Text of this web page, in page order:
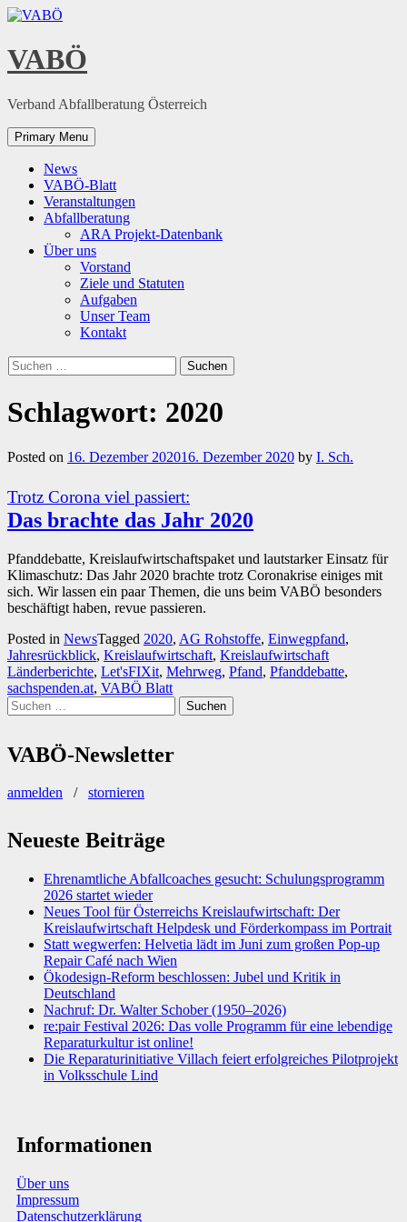
Skip
content
VABÖ
Verband Abfallberatung Österreich
Primary Menu
News
VABÖ-Blatt
Veranstaltungen
Abfallberatung
ARA Projekt-Datenbank
Über uns
Vorstand
Ziele und Statuten
Aufgaben
Unser Team
Kontakt
Suchen
nach:
Schlagwort: 2020
Posted on 16. Dezember 202016. Dezember 2020 by I. Sch.
Trotz Corona viel passiert:
Das brachte das Jahr 2020
Pfanddebatte, Kreislaufwirtschaftspaket und lautstarker Einsatz für
Klimaschutz: Das Jahr 2020 brachte trotz Coronakrise einiges mit
sich. Wir lassen ein paar Themen, die uns beim VABÖ besonders
beschäftigt haben, revue passieren.
Posted in NewsTagged 2020, AG Rohstoffe, Einwegpfand,
Jahresrückblick, Kreislaufwirtschaft, Kreislaufwirtschaft
Länderberichte, Let'sFIXit, Mehrweg, Pfand, Pfanddebatte,
sachspenden.at, VABÖ Blatt
Suchen
nach:
VABÖ-Newsletter
anmelden / stornieren
Neueste Beiträge
Ehrenamtliche Abfallcoaches gesucht: Schulungsprogramm
2026 startet wieder
Neues Tool für Österreichs Kreislaufwirtschaft: Der
Kreislaufwirtschaft Helpdesk und Förderkompass im Portrait
Statt wegwerfen: Helvetia lädt im Juni zum großen Pop-up
Repair Café nach Wien
Ökodesign-Reform beschlossen: Jubel und Kritik in
Deutschland
Nachruf: Dr. Walter Schober (1950–2026)
re:pair Festival 2026: Das volle Programm für eine lebendige
Reparaturkultur ist online!
Die Reparaturinitiative Villach feiert erfolgreiches Pilotprojekt
in Volksschule Lind
Informationen
Über uns
Impressum
Datenschutzerklärung